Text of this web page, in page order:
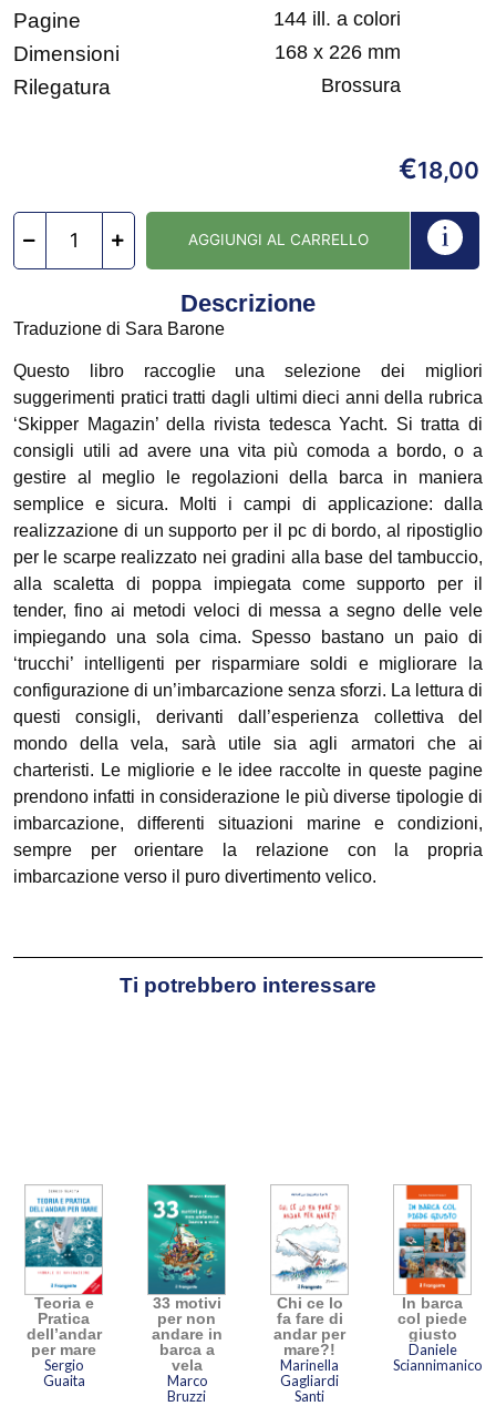
Pagine 144 ill. a colori
Dimensioni 168 x 226 mm
Rilegatura Brossura
€18,00
AGGIUNGI AL CARRELLO
Descrizione
Traduzione di Sara Barone
Questo libro raccoglie una selezione dei migliori
suggerimenti pratici tratti dagli ultimi dieci anni della rubrica
‘Skipper Magazin’ della rivista tedesca Yacht. Si tratta di
consigli utili ad avere una vita più comoda a bordo, o a
gestire al meglio le regolazioni della barca in maniera
semplice e sicura. Molti i campi di applicazione: dalla
realizzazione di un supporto per il pc di bordo, al ripostiglio
per le scarpe realizzato nei gradini alla base del tambuccio,
alla scaletta di poppa impiegata come supporto per il
tender, fino ai metodi veloci di messa a segno delle vele
impiegando una sola cima. Spesso bastano un paio di
‘trucchi’ intelligenti per risparmiare soldi e migliorare la
configurazione di un’imbarcazione senza sforzi. La lettura di
questi consigli, derivanti dall’esperienza collettiva del
mondo della vela, sarà utile sia agli armatori che ai
charteristi. Le migliorie e le idee raccolte in queste pagine
prendono infatti in considerazione le più diverse tipologie di
imbarcazione, differenti situazioni marine e condizioni,
sempre per orientare la relazione con la propria
imbarcazione verso il puro divertimento velico.
Ti potrebbero interessare
Teoria e
Pratica
dell’andar
per mare
Sergio
Guaita
33 motivi
per non
andare in
barca a
vela
Marco
Bruzzi
Chi ce lo
fa fare di
andar per
mare?!
Marinella
Gagliardi
Santi
In barca
col piede
giusto
Daniele
Sciannimanico